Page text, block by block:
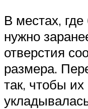
В местах,
нужно
отверстия
размера.
так, чтобы